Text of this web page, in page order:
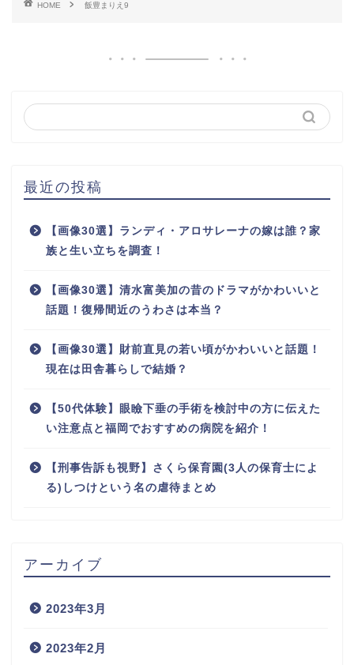
HOME 飯豊まりえ9
最近の投稿
【画像30選】ランディ・アロサレーナの嫁は誰？家
族と生い立ちを調査！
【画像30選】清水富美加の昔のドラマがかわいいと
話題！復帰間近のうわさは本当？
【画像30選】財前直見の若い頃がかわいいと話題！
現在は田舎暮らしで結婚？
【50代体験】眼瞼下垂の手術を検討中の方に伝えた
い注意点と福岡でおすすめの病院を紹介！
【刑事告訴も視野】さくら保育園(3人の保育士によ
る)しつけという名の虐待まとめ
アーカイブ
2023年3月
2023年2月